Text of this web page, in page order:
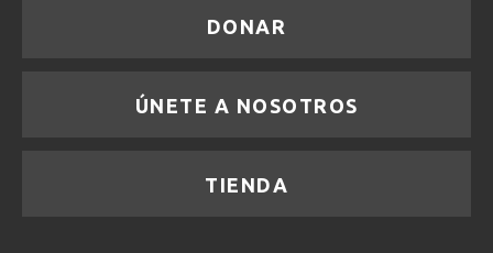
DONAR
ÚNETE A NOSOTROS
TIENDA